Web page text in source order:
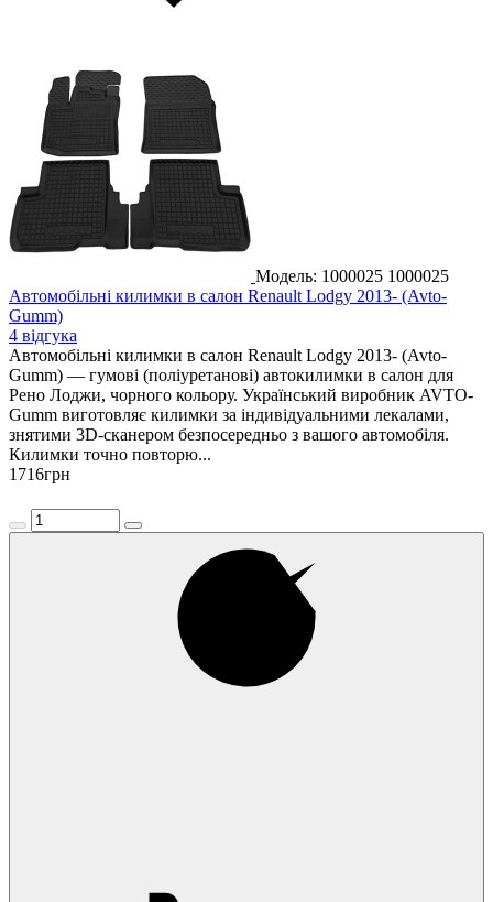
Модель: 1000025 1000025
Автомобільні килимки в салон Renault Lodgy 2013- (Avto-
Gumm)
4 відгука
Автомобільні килимки в салон Renault Lodgy 2013- (Avto-
Gumm) — гумові (поліуретанові) автокилимки в салон для
Рено Лоджи, чорного кольору. Український виробник AVTO-
Gumm виготовляє килимки за індивідуальними лекалами,
знятими 3D-сканером безпосередньо з вашого автомобіля.
Килимки точно повторю...
1716грн